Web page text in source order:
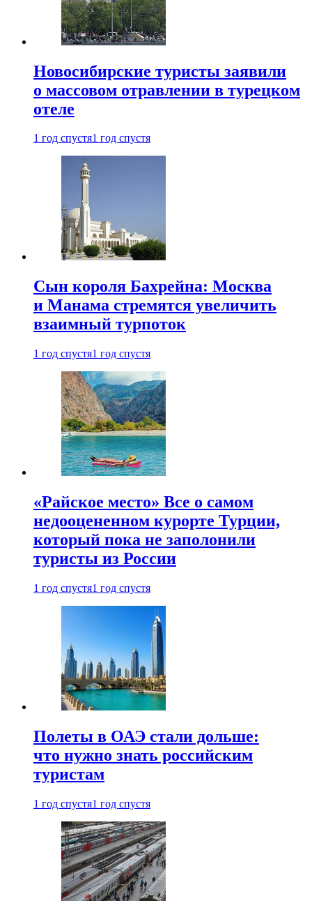
Новосибирские туристы заявили
о массовом отравлении в турецком
отеле
1 год спустя1 год спустя
Сын короля Бахрейна: Москва
и Манама стремятся увеличить
взаимный турпоток
1 год спустя1 год спустя
«Райское место» Все о самом
недооцененном курорте Турции,
который пока не заполонили
туристы из России
1 год спустя1 год спустя
Полеты в ОАЭ стали дольше:
что нужно знать российским
туристам
1 год спустя1 год спустя